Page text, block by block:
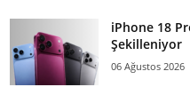
iPhone 18
Şekilleniyor
06 Ağustos 2026